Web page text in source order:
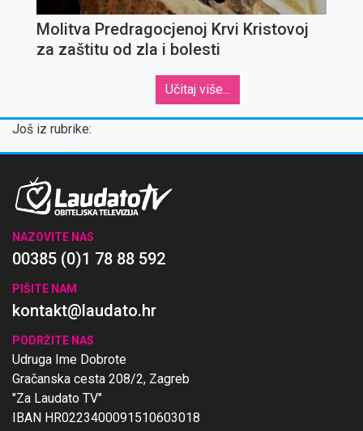
Molitva Predragocjenoj Krvi Kristovoj
za zaštitu od zla i bolesti
Učitaj više...
Još iz rubrike:
NAZOVITE NAS
00385 (0)1 78 88 592
PIŠITE NAM
kontakt@laudato.hr
PODRŽITE NAS
Udruga Ime Dobrote
Gračanska cesta 208/2, Zagreb
"Za Laudato TV"
IBAN HR0223400091510603018